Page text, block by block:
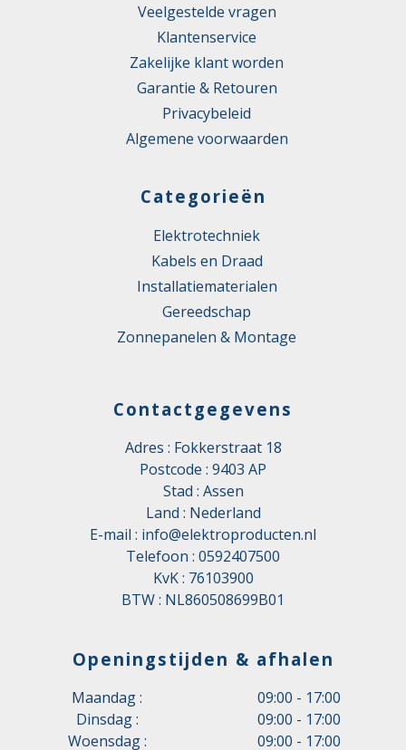
Veelgestelde vragen
Klantenservice
Zakelijke klant worden
Garantie & Retouren
Privacybeleid
Algemene voorwaarden
Categorieën
Elektrotechniek
Kabels en Draad
Installatiematerialen
Gereedschap
Zonnepanelen & Montage
Contactgegevens
Adres : Fokkerstraat 18
Postcode : 9403 AP
Stad : Assen
Land : Nederland
E-mail : info@elektroproducten.nl
Telefoon : 0592407500
KvK : 76103900
BTW : NL860508699B01
Openingstijden & afhalen
Maandag :
09:00 - 17:00
Dinsdag :
09:00 - 17:00
Woensdag :
09:00 - 17:00